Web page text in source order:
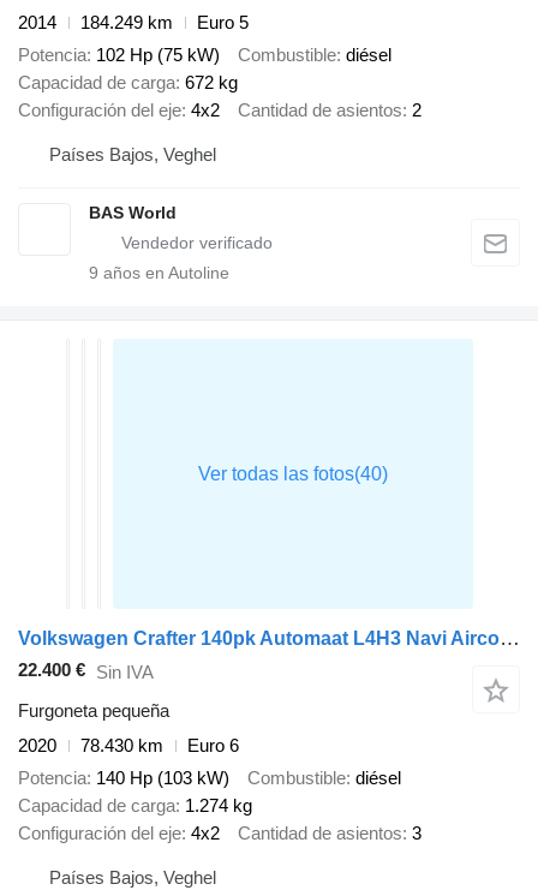
2014
184.249 km
Euro 5
Potencia 102 Hp (75 kW) Combustible diésel
Capacidad de carga 672 kg
Configuración del eje 4x2 Cantidad de asientos 2
Países Bajos, Veghel
BAS World
9 años en Autoline
Volkswagen Crafter 140pk Automaat L4H3 Navi Airco Cruise Camera Parkeersens
22.400 € Sin IVA
Furgoneta pequeña
2020
78.430 km
Euro 6
Potencia 140 Hp (103 kW) Combustible diésel
Capacidad de carga 1.274 kg
Configuración del eje 4x2 Cantidad de asientos 3
Países Bajos, Veghel